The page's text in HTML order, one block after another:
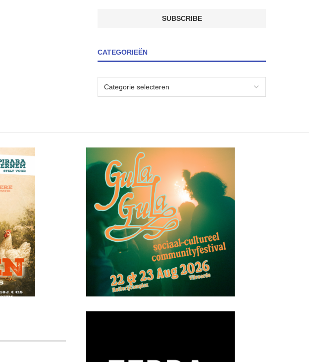
CATEGORIEËN